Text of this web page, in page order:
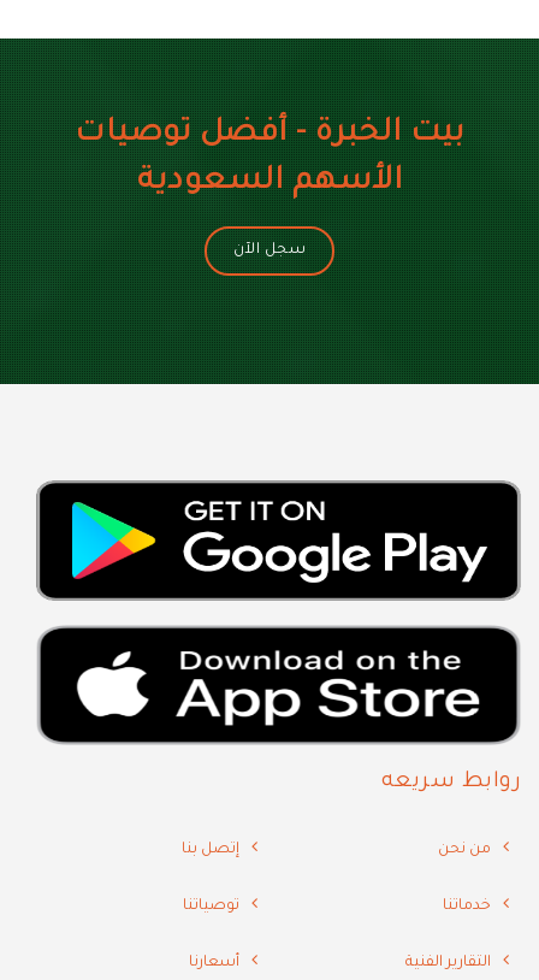
بيت الخبرة - أفضل توصيات
الأسهم السعودية
سجل الآن
روابط سريعه
من نحن إتصل بنا
خدماتنا توصياتنا
التقارير الفنية أسعارنا